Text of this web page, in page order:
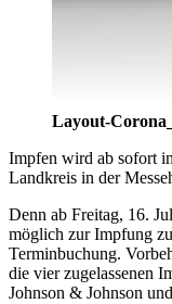
Layout-
Impfen wird ab sofort
Landkreis in der
Denn ab Freitag, 16.
möglich zur Impfung
Terminbuchung.
die vier zugelassenen
Johnson & Johnson